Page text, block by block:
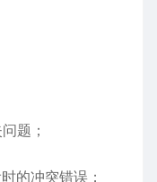
题；
的冲突错误；